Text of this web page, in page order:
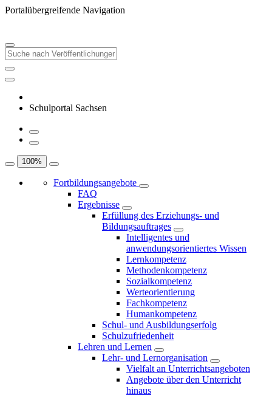
Portalübergreifende Navigation
Schulportal Sachsen
100%
Fortbildungsangebote
FAQ
Ergebnisse
Erfüllung des Erziehungs- und
Bildungsauftrages
Intelligentes und
anwendungsorientiertes Wissen
Lernkompetenz
Methodenkompetenz
Sozialkompetenz
Werteorientierung
Fachkompetenz
Humankompetenz
Schul- und Ausbildungserfolg
Schulzufriedenheit
Lehren und Lernen
Lehr- und Lernorganisation
Vielfalt an Unterrichtsangeboten
Angebote über den Unterricht
hinaus